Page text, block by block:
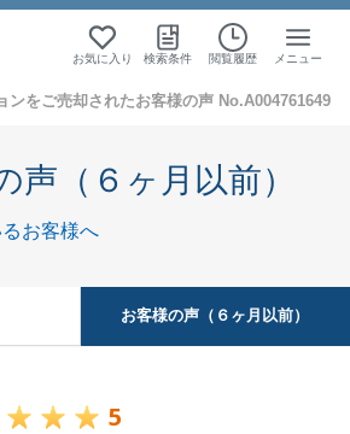
お気に入り 検索条件 閲覧履歴 メニュー
ンをご売却されたお客様の声 No.A004761649
声（６ヶ月以前）
お客様へ
お客様の声（６ヶ月以前）
5